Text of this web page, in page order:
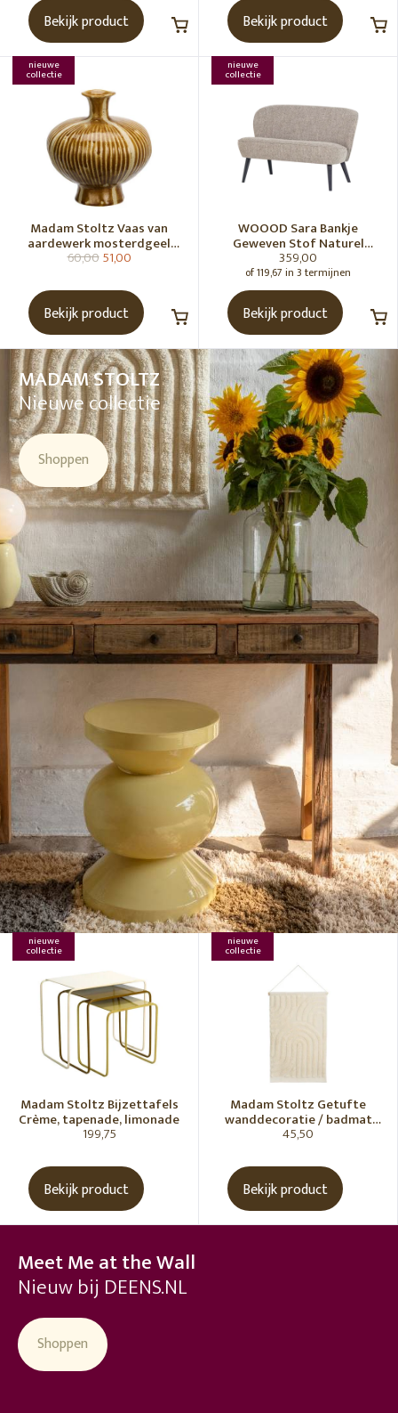
Bekijk product Bekijk product
nieuwe
collectie
Madam Stoltz Vaas van
aardewerk mosterdgeel
naturel
60,0051,00
Bekijk product
nieuwe
collectie
WOOOD Sara Bankje
Geweven Stof Naturel
Melange [Fsc]
359,00
of 119,67 in 3 termijnen
Bekijk product
MADAM STOLTZ
Nieuwe collectie
Shoppen
nieuwe
collectie
Madam Stoltz Bijzettafels
Crème, tapenade, limonade
199,75
Bekijk product
nieuwe
collectie
Madam Stoltz Getufte
wanddecoratie / badmat
Vanille
45,50
Bekijk product
Meet Me at the Wall
Nieuw bij DEENS.NL
Shoppen